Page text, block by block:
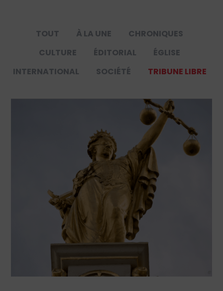
TOUT À LA UNE
CHRONIQUES
CULTURE
ÉDITORIAL
ÉGLISE
INTERNATIONAL
SOCIÉTÉ TRIBUNE LIBRE